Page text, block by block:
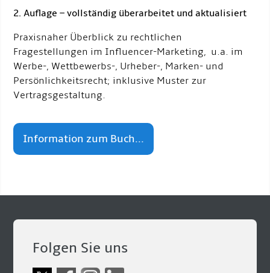
2. Auflage – vollständig überarbeitet und aktualisiert
Praxisnaher Überblick zu rechtlichen
Fragestellungen im Influencer-Marketing, u.a. im
Werbe-, Wettbewerbs-, Urheber-, Marken- und
Persönlichkeitsrecht; inklusive Muster zur
Vertragsgestaltung.
Information zum Buch...
Folgen Sie uns